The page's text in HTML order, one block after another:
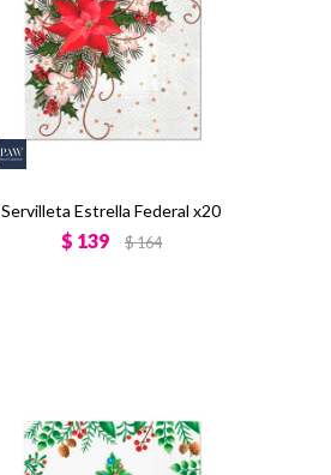
Servilleta Estrella Federal x20
$ 139 $164